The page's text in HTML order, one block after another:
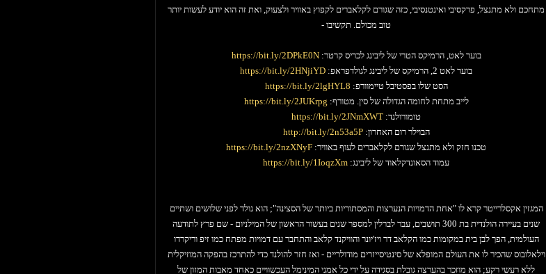
מתחכם ולא מתנצל, פרקסיבי ואינטנסיבי, כזה שגורם לקלאברים לקפוץ באוויר ולצעוק, ואת זה הוא יודע לעשות יותר
טוב מכולם. תקשיבו -
בוער לאט, הרמיקס הטרי של ליבינג לכריס קרטר:https://bit.ly/2DPkE0N
בוער לאט 2, הרמיקס של ליבינג לגולדפראפ:
https://bit.ly/2HNjiYD
הסט שלו בפסטיבל טיימוורפ: https://bit.ly/2lgHYL8
לייב מתחת לחומה הגדולה של סין. מטורף: https://bit.ly/2JUKrpg
טומורולנד: https://bit.ly/2JNmXWT
הבוילר רום האחרון:http://bit.ly/2n53a5P
טכנו חזק ולא מתנצל שגורם לקלאברים לעוף באוויר: https://bit.ly/2nzXNyF
עמוד הסאונדקלאוד של ליבינג: https://bit.ly/1IoqzXm
המגזין אקסלרייטר קרא לו "אחת הדמויות הנערצות והמסתוריות ביותר של הסצינה"; הוא נולד לפני שלושים ושתיים
שנים בעיירה הולנדית בת 300 תושבים, עבר לברלין למספר שנים בעשור הראשון של המילניום - שם פרץ לתודעה
העולמית, הפך לבן בית במקומות כמו הקלאב דר ויז'יונר והוויקנד קלאב והתחבר עם דמויות מפתח כמו זיפ וריקרדו
וילאלובוס שהכיר לו את העולם המופלא של סינטיסייזרים מודולריים - ואז חזר להולנד כדי להתרכז בהפקה המוזיקלית
ללא רעשי רקע; הוא מוזכר בהערצה גובלת בסגידה על ידי כל אמני המינימל העכשוויים כאחד מאבות המזון של